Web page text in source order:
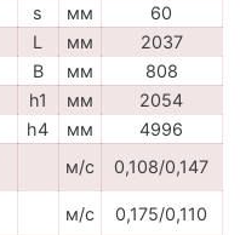
s мм
60
L мм
2037
B мм
808
h1 мм
2054
h4 мм
4996
м/с
0,108/0,147
м/с
0,175/0,110